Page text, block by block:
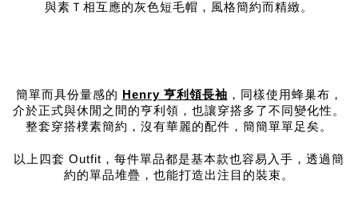
與素Ｔ相互應的灰色短毛帽，風格簡約而精緻。
簡單而具份量感的 Henry 亨利領長袖 ，同樣使用蜂巢布，
介於正式與休閒之間的亨利領，也讓穿搭多了不同變化性。
整套穿搭樸素簡約，沒有華麗的配件，簡簡單單足矣。
以上四套 Outfit，每件單品都是基本款也容易入手，透過簡
約的單品堆疊，也能打造出注目的裝束。